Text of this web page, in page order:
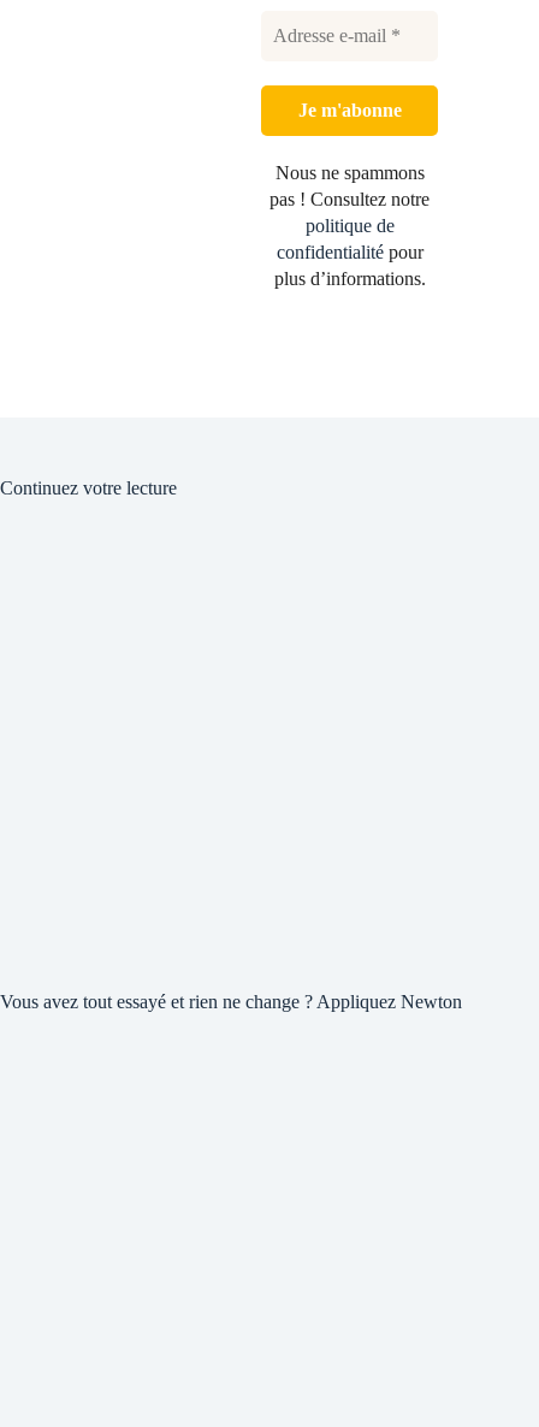
Nous ne spammons
pas ! Consultez notre
politique de
confidentialitépour
plus d’informations.
Continuez votre lecture
Vous avez tout essayé et rien ne change ? Appliquez Newton